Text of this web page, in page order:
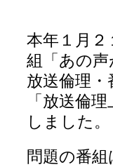
本年１月
組「あの
放送倫理
「放送倫
しました。
問題の番